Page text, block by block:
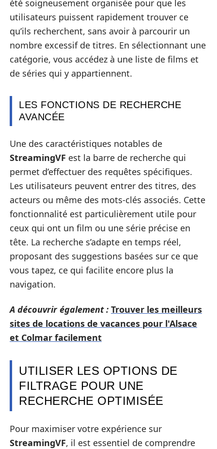
été soigneusement organisée pour que les
utilisateurs puissent rapidement trouver ce
qu’ils recherchent, sans avoir à parcourir un
nombre excessif de titres. En sélectionnant une
catégorie, vous accédez à une liste de films et
de séries qui y appartiennent.
LES FONCTIONS DE RECHERCHE
AVANCÉE
Une des caractéristiques notables de
StreamingVF est la barre de recherche qui
permet d’effectuer des requêtes spécifiques.
Les utilisateurs peuvent entrer des titres, des
acteurs ou même des mots-clés associés. Cette
fonctionnalité est particulièrement utile pour
ceux qui ont un film ou une série précise en
tête. La recherche s’adapte en temps réel,
proposant des suggestions basées sur ce que
vous tapez, ce qui facilite encore plus la
navigation.
A découvrir également : Trouver les meilleurs
sites de locations de vacances pour l'Alsace
et Colmar facilement
UTILISER LES OPTIONS DE
FILTRAGE POUR UNE
RECHERCHE OPTIMISÉE
Pour maximiser votre expérience sur
StreamingVF, il est essentiel de comprendre